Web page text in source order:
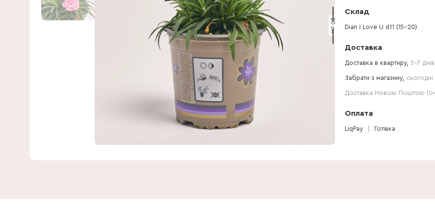
20 см
Склад
Dian I Love U d11 (15-20)
Доставка
Доставка в квартиру, 5-7 днів
Забрати з магазину,
Доставка Новою Поштою
Оплата
LiqPay Готівка